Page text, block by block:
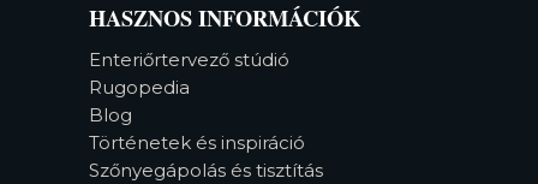
HASZNOS INFORMÁCIÓK
Enteriőrtervező stúdió
Rugopedia
Blog
Történetek és inspiráció
Szőnyegápolás és tisztítás